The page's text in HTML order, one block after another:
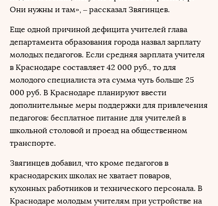
Они нужны и там», – рассказал Звягинцев.
Еще одной причиной дефицита учителей глава
департамента образования города назвал зарплату
молодых педагогов. Если средняя зарплата учителя
в Краснодаре составляет 42 000 руб., то для
молодого специалиста эта сумма чуть больше 25
000 руб. В Краснодаре планируют ввести
дополнительные меры поддержки для привлечения
педагогов: бесплатное питание для учителей в
школьной столовой и проезд на общественном
транспорте.
Звягинцев добавил, что кроме педагогов в
краснодарских школах не хватает поваров,
кухонных работников и технического персонала. В
Краснодаре молодым учителям при устройстве на